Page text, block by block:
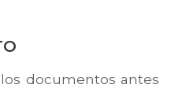
documentos antes